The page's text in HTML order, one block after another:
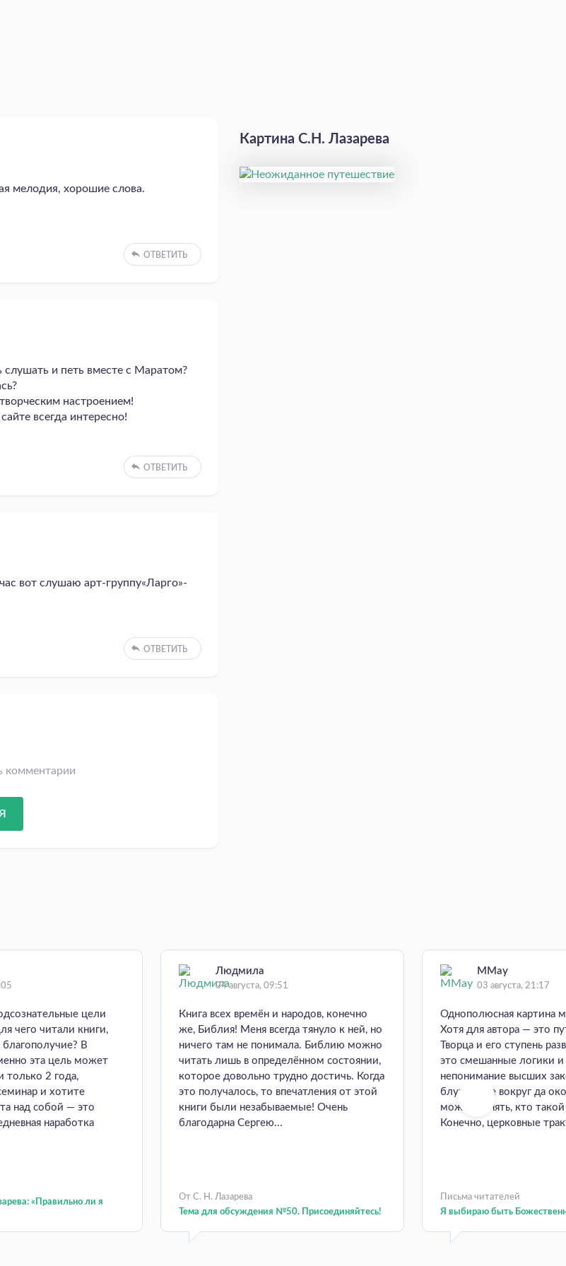
мелодия, хорошие слова.
ОТВЕТИТЬ
и петь вместе с Маратом?
настроением!
всегда интересно!
ОТВЕТИТЬ
вот слушаю арт-группу«Ларго»-
ОТВЕТИТЬ
комментарии
Картина С.Н. Лазарева
цели
чего читали книги,
В
эта цель может
только 2 года,
и хотите
над собой — это
наработка
«Правильно ли я
Людмила
04 августа, 09:51
Книга всех времён и народов, конечно
же, Библия! Меня всегда тянуло к ней, но
ничего там не понимала. Библию можно
читать лишь в определённом состоянии,
которое довольно трудно достичь. Когда
это получалось, то впечатления от этой
книги были незабываемые! Очень
благодарна Сергею...
От С. Н. Лазарева
Тема для обсуждения №50. Присоединяйтесь!
MMay
03 августа, 21:17
Однополюсная картина
Хотя для автора — это
Творца и его ступень
это смешанные логики
непонимание высших
блуждание вокруг да
может понять, кто
Конечно, церковные
Письма читателей
Я выбираю быть